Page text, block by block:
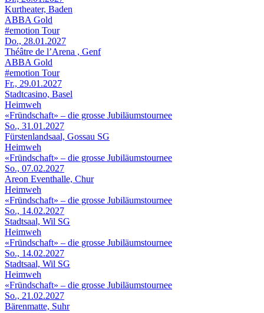
Kurtheater, Baden
ABBA Gold
#emotion Tour
Do., 28.01.2027
Théâtre de l’Arena , Genf
ABBA Gold
#emotion Tour
Fr., 29.01.2027
Stadtcasino, Basel
Heimweh
«Fründschaft» – die grosse Jubiläumstournee
So., 31.01.2027
Fürstenlandsaal, Gossau SG
Heimweh
«Fründschaft» – die grosse Jubiläumstournee
So., 07.02.2027
Areon Eventhalle, Chur
Heimweh
«Fründschaft» – die grosse Jubiläumstournee
So., 14.02.2027
Stadtsaal, Wil SG
Heimweh
«Fründschaft» – die grosse Jubiläumstournee
So., 14.02.2027
Stadtsaal, Wil SG
Heimweh
«Fründschaft» – die grosse Jubiläumstournee
So., 21.02.2027
Bärenmatte, Suhr